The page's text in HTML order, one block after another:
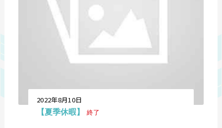
2022年8月10日
【夏季休暇】 終了